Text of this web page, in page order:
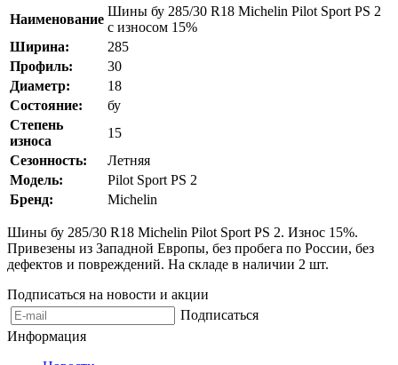
Наименование
Шины бу 285/30 R18 Michelin Pilot Sport PS 2
с износом 15%
Ширина:
285
Профиль:
30
Диаметр:
18
Состояние:
бу
Степень
износа
15
Сезонность:
Летняя
Модель:
Pilot Sport PS 2
Бренд:
Michelin
Шины бу 285/30 R18 Michelin Pilot Sport PS 2. Износ 15%.
Привезены из Западной Европы, без пробега по России, без
дефектов и повреждений. На складе в наличии 2 шт.
Подписаться на новости и акции
Подписаться
Информация